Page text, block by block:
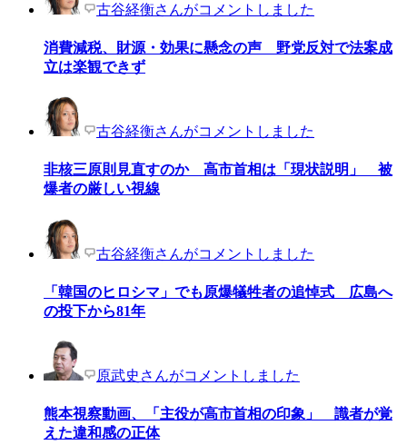
古谷経衡さんがコメントしました
消費減税、財源・効果に懸念の声 野党反対で法案成
立は楽観できず
古谷経衡さんがコメントしました
非核三原則見直すのか 高市首相は「現状説明」 被
爆者の厳しい視線
古谷経衡さんがコメントしました
「韓国のヒロシマ」でも原爆犠牲者の追悼式 広島へ
の投下から81年
原武史さんがコメントしました
熊本視察動画、「主役が高市首相の印象」 識者が覚
えた違和感の正体